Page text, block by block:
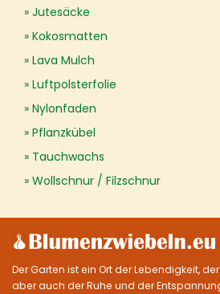
Jutesäcke
Kokosmatten
Lava Mulch
Luftpolsterfolie
Nylonfaden
Pflanzkübel
Tauchwachs
Wollschnur / Filzschnur
Der Garten ist ein Ort der Lebendigkeit,
aber auch der Ruhe und der